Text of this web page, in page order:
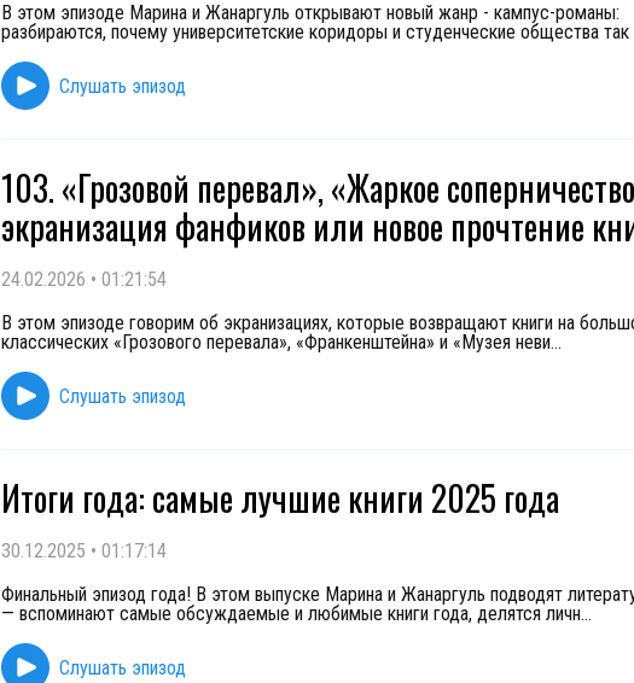
В этом эпизоде Марина и Жанаргуль открывают новый жанр - кампус-романы:
разбираются, почему университетские коридоры и студенческие общества
Слушать эпизод
103. «Грозовой перевал», «Жаркое
экранизация фанфиков или новое прочтение
24.02.2026 • 01:21:54
В этом эпизоде говорим об экранизациях, которые возвращают книги на
классических «Грозового перевала», «Франкенштейна» и «Музея неви...
Слушать эпизод
Итоги года: самые лучшие книги 2025 года
30.12.2025 • 01:17:14
Финальный эпизод года! В этом выпуске Марина и Жанаргуль подводят
— вспоминают самые обсуждаемые и любимые книги года, делятся личн...
Слушать эпизод